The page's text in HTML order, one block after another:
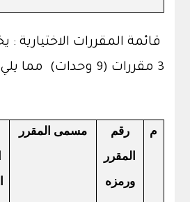
قائمة المقررات الاختيارية :
3 مقررات (9 وحدات) مما يلي:
م
رقم
المقرر
ورمزه
مسمى المقرر